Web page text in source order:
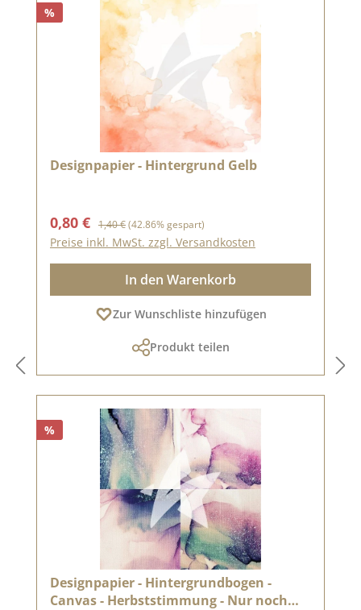
%
Designpapier - Hintergrund Gelb
Verkaufspreis:
0,80 € Regulärer Preis:
1,40 €(42.86% gespart)
Preise inkl. MwSt. zzgl. Versandkosten
In den Warenkorb
Zur Wunschliste hinzufügen
Produkt teilen
%
Designpapier - Hintergrundbogen -
Canvas - Herbststimmung - Nur noch